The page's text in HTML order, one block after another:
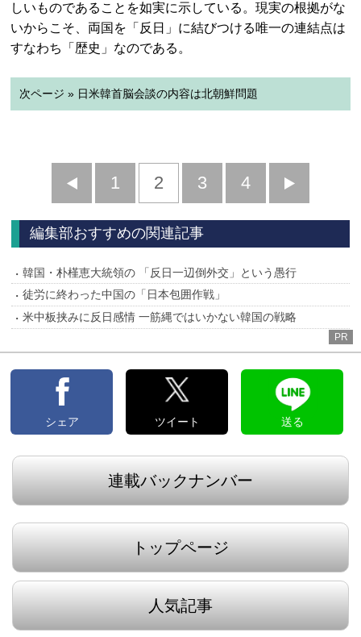
しいものであることを如実に示している。現実の根拠がな
いからこそ、両国を「反日」に結びつける唯一の連結点は
すなわち「歴史」なのである。
次ページ » 日米韓首脳会談の内容は北朝鮮問題
前
へ
1 2 3 4
へ
編集部おすすめの関連記事
韓国・朴槿恵大統領の 「反日一辺倒外交」という愚行
徒労に終わった中国の「日本包囲作戦」
米中板挟みに反日感情 一筋縄ではいかない韓国の戦略
PR
シェア ツイート 送る
連載バックナンバー
トップページ
人気記事